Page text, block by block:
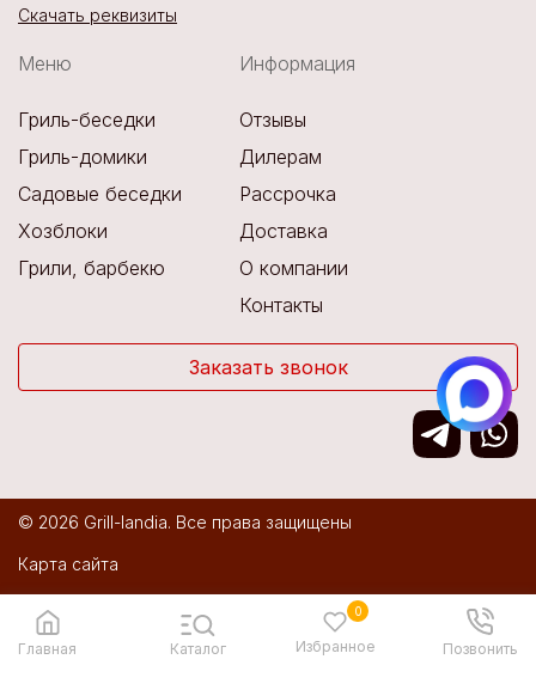
Главная Каталог
0
Избранное Позвонить
Скачать реквизиты
Меню
Гриль-беседки
Гриль-домики
Садовые беседки
Хозблоки
Грили, барбекю
Информация
Отзывы
Дилерам
Рассрочка
Доставка
О компании
Контакты
Заказать звонок
© 2026 Grill-landia. Все права защищены
Карта сайта
Политика конфиденциальности
Разработка сайта:IT Media